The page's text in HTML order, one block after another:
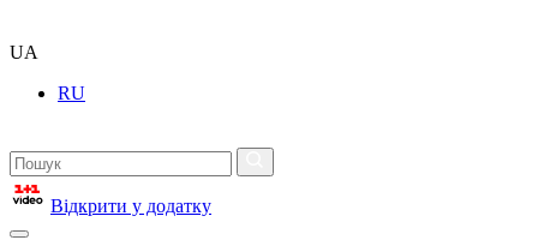
UA
RU
Відкрити у додатку